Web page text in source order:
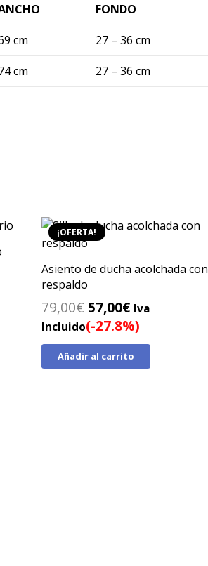
FONDO
cm 27 – 36 cm
cm 27 – 36 cm
¡OFERTA!
Asiento de ducha acolchada con
respaldo
79,00€ El
precio
original
era:
57,00€El
precio
actual
es:
Iva
Incluido(-27.8%)
Añadir al carrito